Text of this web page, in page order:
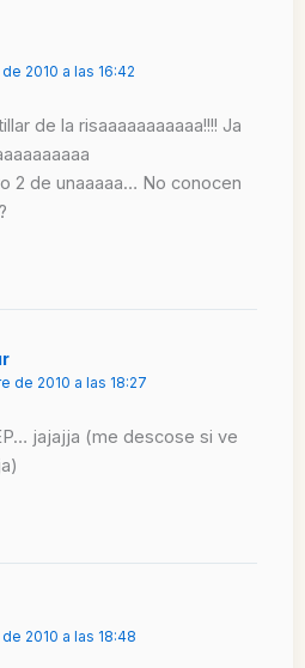
2010 a las 16:42
de la risaaaaaaaaaaa!!!! Ja
2 de unaaaaa… No conocen
de 2010 a las 18:27
jajajja (me descose si ve
2010 a las 18:48